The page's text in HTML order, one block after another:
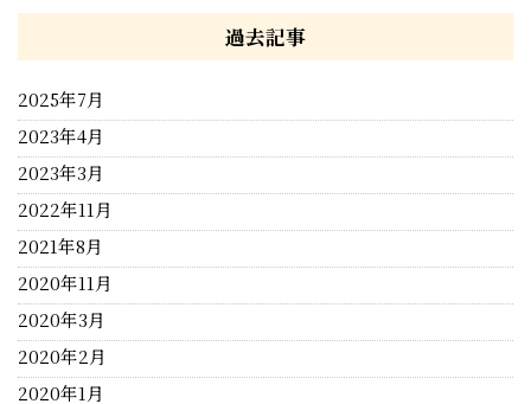
過去記事
2025年7月
2023年4月
2023年3月
2022年11月
2021年8月
2020年11月
2020年3月
2020年2月
2020年1月